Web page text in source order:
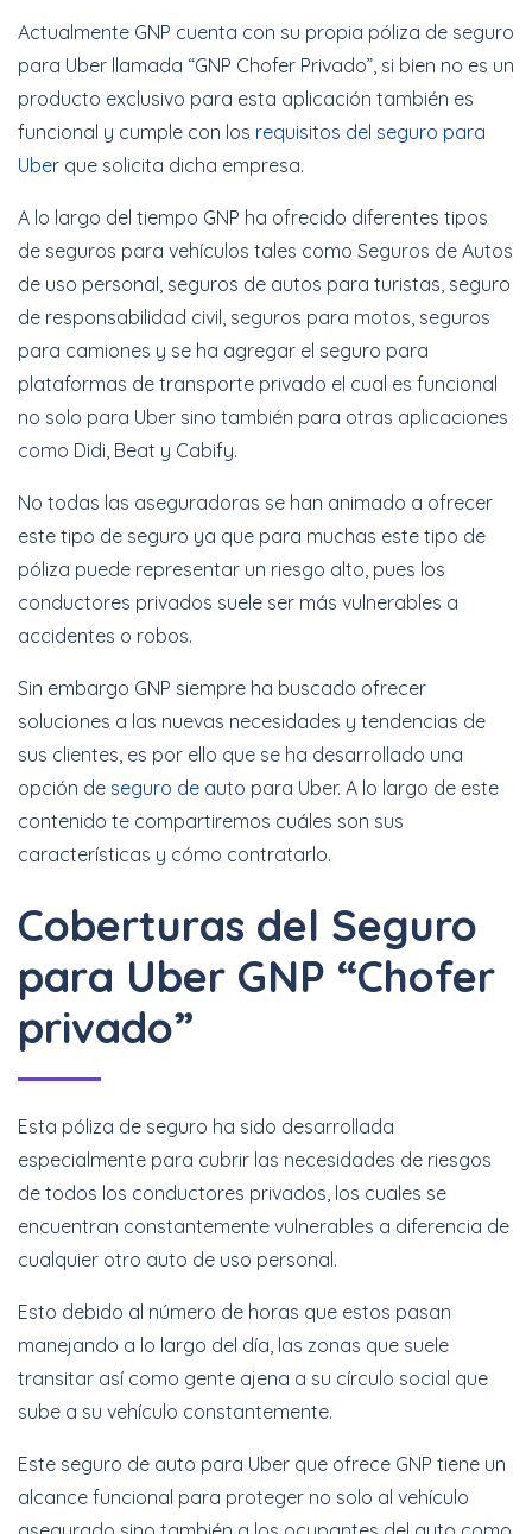
Actualmente GNP cuenta con su propia póliza de seguro
para Uber llamada “GNP Chofer Privado”, si bien no es un
producto exclusivo para esta aplicación también es
funcional y cumple con los requisitos del seguro para
Uber que solicita dicha empresa.
A lo largo del tiempo GNP ha ofrecido diferentes tipos
de seguros para vehículos tales como Seguros de Autos
de uso personal, seguros de autos para turistas, seguro
de responsabilidad civil, seguros para motos, seguros
para camiones y se ha agregar el seguro para
plataformas de transporte privado el cual es funcional
no solo para Uber sino también para otras aplicaciones
como Didi, Beat y Cabify.
No todas las aseguradoras se han animado a ofrecer
este tipo de seguro ya que para muchas este tipo de
póliza puede representar un riesgo alto, pues los
conductores privados suele ser más vulnerables a
accidentes o robos.
Sin embargo GNP siempre ha buscado ofrecer
soluciones a las nuevas necesidades y tendencias de
sus clientes, es por ello que se ha desarrollado una
opción de seguro de auto para Uber. A lo largo de este
contenido te compartiremos cuáles son sus
características y cómo contratarlo.
Coberturas del Seguro
para Uber GNP “Chofer
privado”
Esta póliza de seguro ha sido desarrollada
especialmente para cubrir las necesidades de riesgos
de todos los conductores privados, los cuales se
encuentran constantemente vulnerables a diferencia de
cualquier otro auto de uso personal.
Esto debido al número de horas que estos pasan
manejando a lo largo del día, las zonas que suele
transitar así como gente ajena a su círculo social que
sube a su vehículo constantemente.
Este seguro de auto para Uber que ofrece GNP tiene un
alcance funcional para proteger no solo al vehículo